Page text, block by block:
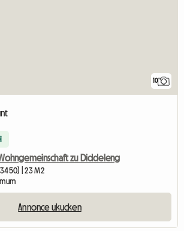
10
zu Diddeleng
| 23 M2
Annonce ukucken